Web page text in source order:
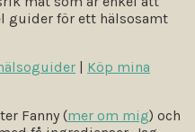
guider för ett hälsosamt
| Köp mina
Fanny (mer om mig) och